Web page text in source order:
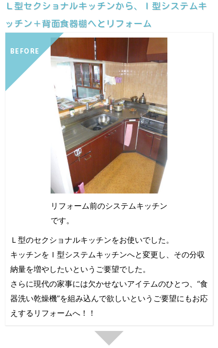
Ｌ型セクショナルキッチンから、Ｉ型システムキ
ッチン＋背面食器棚へとリフォーム
BEFORE
リフォーム前のシステムキッチン
です。
Ｌ型のセクショナルキッチンをお使いでした。
キッチンをＩ型システムキッチンへと変更し、その分収
納量を増やしたいというご要望でした。
さらに現代の家事には欠かせないアイテムのひとつ、“食
器洗い乾燥機”を組み込んで欲しいというご要望にもお応
えするリフォームへ！！